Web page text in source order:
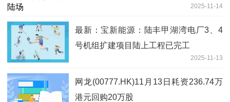
2025-11-14
最新：宝新能源：陆丰甲湖湾电厂3、4
号机组扩建项目陆上工程已完工
2025-11-13
网龙(00777.HK)11月13日耗资236.74万
港元回购20万股